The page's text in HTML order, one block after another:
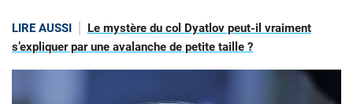
LIRE AUSSI
Le mystère du col Dyatlov peut-il vraiment
s’expliquer par une avalanche de petite taille ?